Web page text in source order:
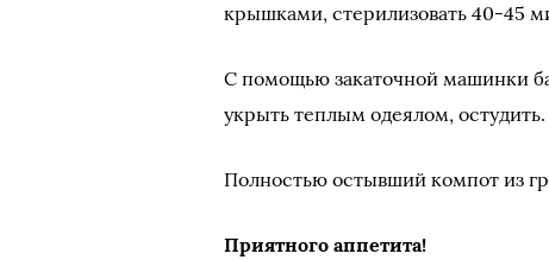
крышками, стерилизовать 40-45
С помощью закаточной машинки
укрыть теплым одеялом, остудить.
Полностью остывший компот из
Приятного аппетита!